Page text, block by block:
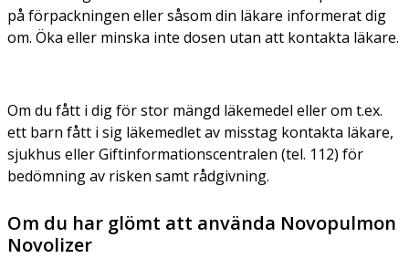
på förpackningen eller såsom din läkare informerat dig
om. Öka eller minska inte dosen utan att kontakta läkare.
Om du fått i dig för stor mängd läkemedel eller om t.ex.
ett barn fått i sig läkemedlet av misstag kontakta läkare,
sjukhus eller Giftinformationscentralen (tel. 112) för
bedömning av risken samt rådgivning.
Om du har glömt att använda Novopulmon
Novolizer